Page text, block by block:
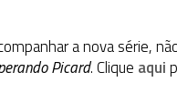
a nova série,
Picard. Clique aqui